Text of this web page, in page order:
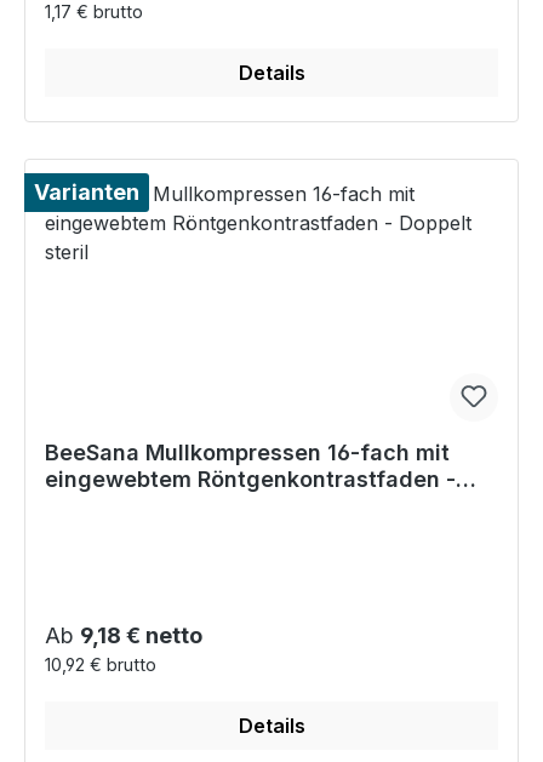
1,17 € brutto
Details
Varianten
BeeSana Mullkompressen 16-fach mit
eingewebtem Röntgenkontrastfaden -
Regulärer Preis:
Ab 9,18 € netto
10,92 € brutto
Details